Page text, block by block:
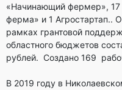
«Начинающий фермер»,
ферма» и 1 Агростартап..
рамках грантовой
областного бюджетов
рублей. Создано 169
В 2019 году в